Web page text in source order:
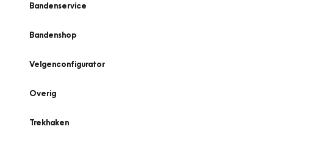
Bandenservice
Bandenshop
Velgenconfigurator
Overig
Trekhaken